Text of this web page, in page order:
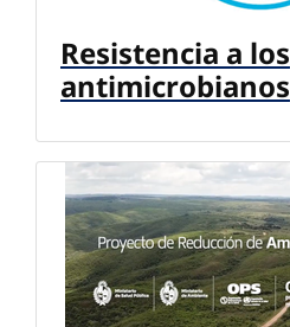
Resistencia a los
antimicrobianos